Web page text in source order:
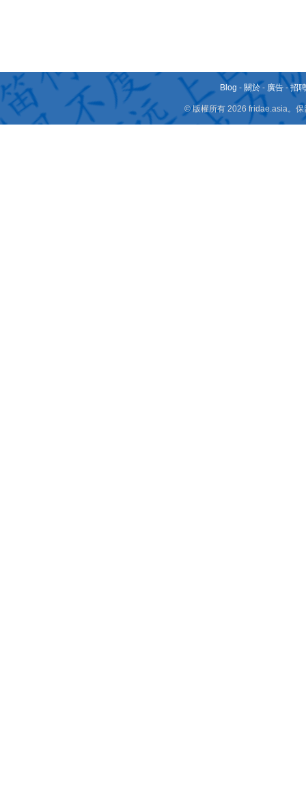
Blog - 關於 - 廣告 -招
© 版權所有 2026 fridae.asia。